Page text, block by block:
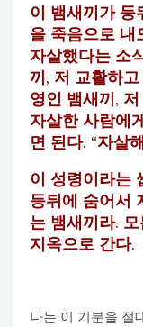
이 뱀새끼가 등
을 죽음으로 내
자살했다는 소
끼, 저 교활하
영인 뱀새끼,
자살한 사람에
면 된다. “자살
이 성령이라는
등뒤에 숨어서
는 뱀새끼라.
지옥으로 간다.
나는 이 기분을 절